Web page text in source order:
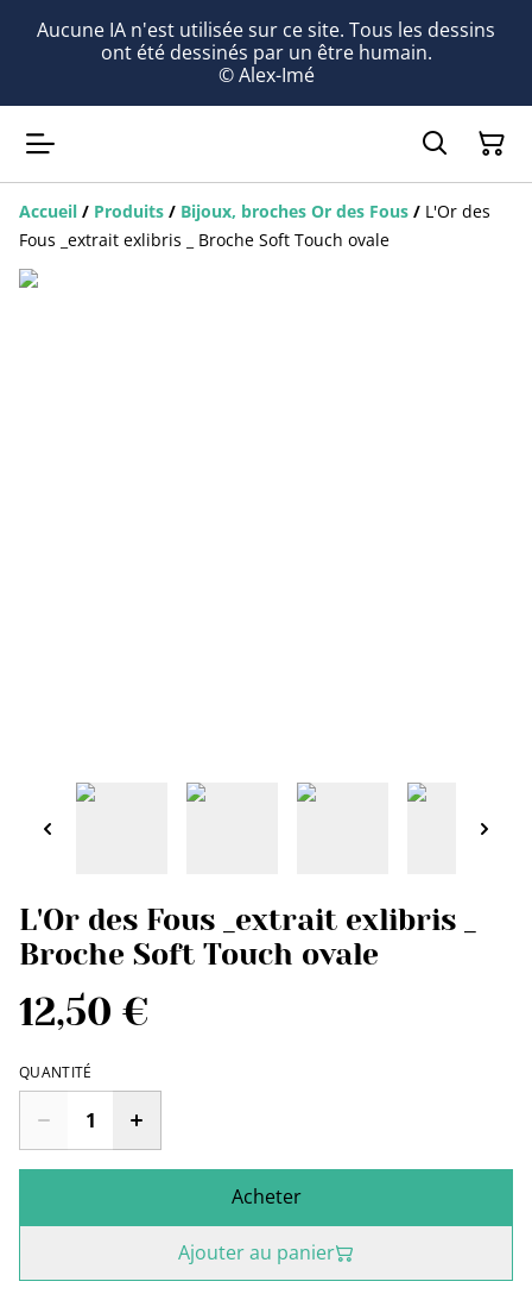
Aucune IA n'est utilisée sur ce site. Tous les dessins
ont été dessinés par un être humain.
© Alex-Imé
Accueil / Produits / Bijoux, broches Or des Fous / L'Or des
Fous _extrait exlibris _ Broche Soft Touch ovale
L'Or des Fous _extrait exlibris _
Broche Soft Touch ovale
12,50 €
QUANTITÉ
Acheter
Ajouter au panier